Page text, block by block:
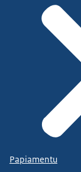
Papiamentu